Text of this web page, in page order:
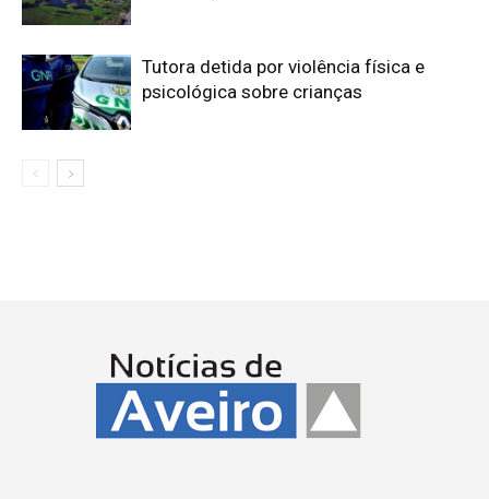
Tutora detida por violência física e
psicológica sobre crianças